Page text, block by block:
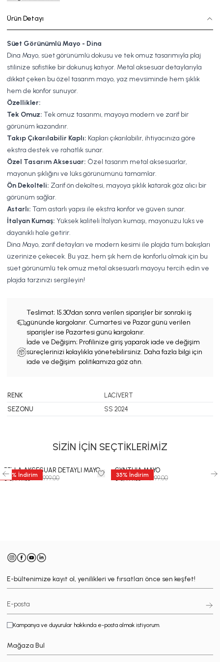
Ürün Detayı
Süet Görünümlü Mayo - Dina
Dina Mayo, süet görünümlü dokusu ve tek omuz tasarımıyla plaj
stilinize sofistike bir dokunuş katıyor. Metal aksesuar detaylarıyla
dikkat çeken bu özel tasarım mayo, yaz mevsiminde hem şıklık
hem de konfor sunuyor.
Özellikler:
Tek Omuz: Tek omuz tasarımı, mayoya modern ve zarif bir
görünüm kazandırır.
Takıp Çıkarılabilir Kaplı: Kapları çıkarılabilir, ihtiyacınıza göre
ekstra destek ve rahatlık sunar.
Özel Tasarım Aksesuar: Özel tasarım metal aksesuarlar,
mayonun şıklığını ve lüks görünümünü tamamlar.
Ön Dekolteli: Zarif ön dekoltesi, mayoya şıklık katarak göz alıcı bir
görünüm sağlar.
Astarlı: Tam astarlı yapısı ile ekstra konfor ve güven sunar.
İtalyan Kumaş: Yüksek kaliteli İtalyan kumaşı, mayonuzu lüks ve
dayanıklı hale getirir.
Dina Mayo, zarif detayları ve modern kesimi ile plajda tüm bakışları
üzerinize çekecek. Bu yaz, hem şık hem de konforlu olmak için bu
süet görünümlü tek omuz metal aksesuarlı mayoyu tercih edin ve
plajda tarzınızı sergileyin!
Teslimat; 15.30'dan sonra verilen siparişler bir sonraki iş
gününde kargolanır. Cumartesi ve Pazar günü verilen
siparişler ise Pazartesi günü kargolanır.
İade ve Değişim; Profilinize giriş yaparak iade ve değişim
süreçlerinizi kolaylıkla yönetebilirsiniz. Daha fazla bilgi için
iade ve değişim politikamıza göz atın.
RENK
LACİVERT
SEZONU
SS 2024
SİZİN İÇİN SEÇTİKLERİMİZ
35 % İndirim
BELLA AKSESUAR DETAYLI MAYO
₺ 8,449.35 ₺ 12,999.00 35% İndirim
CYNTHIA MAYO
₺ 6,499.35 ₺ 9,999.00
E-bültenimize kayıt ol, yenilikleri ve fırsatları önce sen keşfet!
Kampanya ve duyurular hakkında e-posta almak istiyorum.
Mağaza Bul